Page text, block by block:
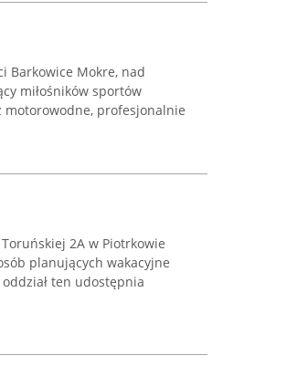
Barkowice Mokre, nad
miłośników sportów
profesjonalnie
2A w Piotrkowie
planujących wakacyjne
ten udostępnia